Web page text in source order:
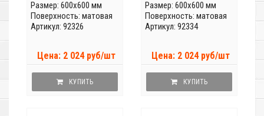
Размер: 600x600 мм
Поверхность: матовая
Артикул: 92326
Цена: 2 024 руб/шт
КУПИТЬ
Размер: 600x600 мм
Поверхность: матовая
Артикул: 92334
Цена: 2 024 руб/шт
КУПИТЬ